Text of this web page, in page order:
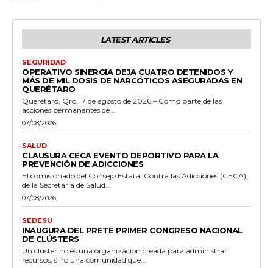
LATEST ARTICLES
SEGURIDAD
OPERATIVO SINERGIA DEJA CUATRO DETENIDOS Y
MÁS DE MIL DOSIS DE NARCÓTICOS ASEGURADAS EN
QUERÉTARO
Querétaro, Qro., 7 de agosto de 2026.– Como parte de las
acciones permanentes de...
07/08/2026
SALUD
CLAUSURA CECA EVENTO DEPORTIVO PARA LA
PREVENCIÓN DE ADICCIONES
El comisionado del Consejo Estatal Contra las Adicciones (CECA),
de la Secretaría de Salud...
07/08/2026
SEDESU
INAUGURA DEL PRETE PRIMER CONGRESO NACIONAL
DE CLÚSTERS
Un clúster no es una organización creada para administrar
recursos, sino una comunidad que...